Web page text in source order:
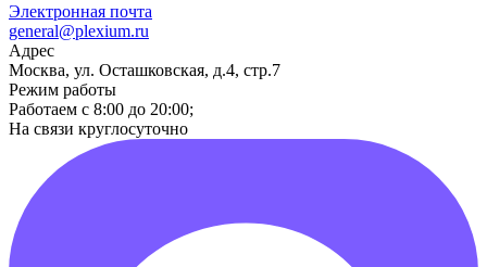
Электронная почта
general@plexium.ru
Адрес
Москва, ул. Осташковская, д.4, стр.7
Режим работы
Работаем с 8:00 до 20:00;
На связи круглосуточно